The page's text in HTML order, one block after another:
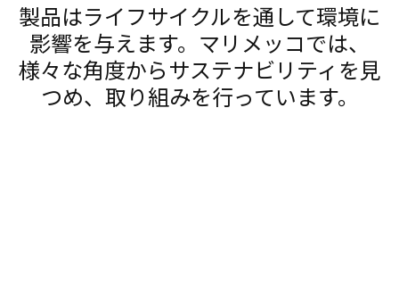
製品はライフサイクルを通して環境に
影響を与えます。マリメッコでは、
様々な角度からサステナビリティを見
つめ、取り組みを行っています。